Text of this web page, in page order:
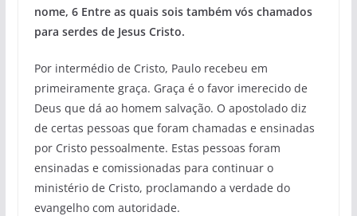
nome, 6 Entre as quais sois também vós chamados
para serdes de Jesus Cristo.
Por intermédio de Cristo, Paulo recebeu em
primeiramente graça. Graça é o favor imerecido de
Deus que dá ao homem salvação. O apostolado diz
de certas pessoas que foram chamadas e ensinadas
por Cristo pessoalmente. Estas pessoas foram
ensinadas e comissionadas para continuar o
ministério de Cristo, proclamando a verdade do
evangelho com autoridade.